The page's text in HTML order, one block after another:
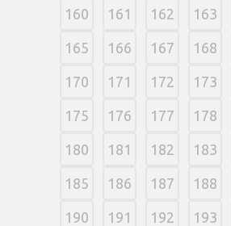
160 161 162 163
165 166 167 168
170 171 172 173
175 176 177 178
180 181 182 183
185 186 187 188
190 191 192 193